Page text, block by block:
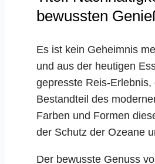
bewussten
Es ist kein Geheimnis
und aus der heutigen
gepresste Reis-
Bestandteil des
Farben und Formen
der Schutz der Ozeane
Der bewusste Genuss